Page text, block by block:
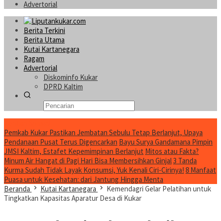
Advertorial
Berita Terkini
Berita Utama
Kutai Kartanegara
Ragam
Advertorial
Diskominfo Kukar
DPRD Kaltim
Pemkab Kukar Pastikan Jembatan Sebulu Tetap Berlanjut, Upaya
Pendanaan Pusat Terus Digencarkan Bayu Surya Gandamana Pimpin
JMSI Kaltim, Estafet Kepemimpinan Berlanjut Mitos atau Fakta?
Minum Air Hangat di Pagi Hari Bisa Membersihkan Ginjal3 Tanda
Kurma Sudah Tidak Layak Konsumsi, Yuk Kenali Ciri-Cirinya! 8 Manfaat
Puasa untuk Kesehatan: dari Jantung Hingga Menta
Beranda
Kutai Kartanegara
Kemendagri Gelar Pelatihan untuk
Tingkatkan Kapasitas Aparatur Desa di Kukar